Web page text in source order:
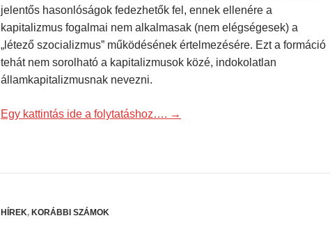
jelentős hasonlóságok fedezhetők fel, ennek ellenére a
kapitalizmus fogalmai nem alkalmasak (nem elégségesek) a
„létező szocializmus” működésének értelmezésére. Ezt a formáció
tehát nem sorolható a kapitalizmusok közé, indokolatlan
államkapitalizmusnak nevezni.
Egy kattintás ide a folytatáshoz…. →
HÍREK, KORÁBBI SZÁMOK